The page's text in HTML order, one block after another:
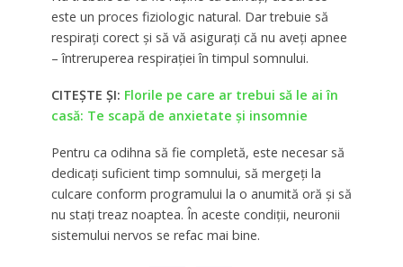
este un proces fiziologic natural. Dar trebuie să
respirați corect și să vă asigurați că nu aveți apnee
– întreruperea respirației în timpul somnului.
CITEȘTE ȘI: Florile pe care ar trebui să le ai în
casă: Te scapă de anxietate și insomnie
Pentru ca odihna să fie completă, este necesar să
dedicați suficient timp somnului, să mergeți la
culcare conform programului la o anumită oră și să
nu stați treaz noaptea. În aceste condiții, neuronii
sistemului nervos se refac mai bine.